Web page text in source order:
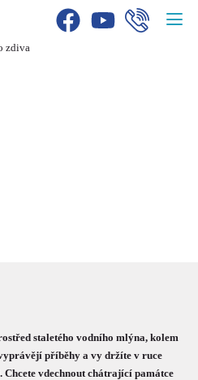
staletého vodního mlýna, kolem
příběhy a vy držíte v ruce
vdechnout chátrající památce